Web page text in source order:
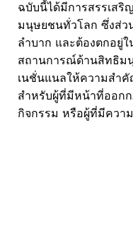
ฉบับนี้ได้มีการสรรเส
มนุษยชนทั่วโลก ซึ่งส่ว
ลำบาก และต้องตกอยู่
สถานการณ์ด้านสิทธิม
เนชั่นแนลให้ความสำ
สำหรับผู้ที่มีหน้าที่ออก
กิจกรรม หรือผู้ที่มีควา